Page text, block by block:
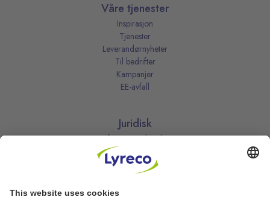
Våre tjenester
Inspirasjon
Tjenester
Leverandørnyheter
Til bedrifter
Kampanjer
EE-avfall
Juridisk
Informasjonskapsler
Kjøpsbetingelser
Personvernerklæring
Vilkår
Vilkår for kundeklubben